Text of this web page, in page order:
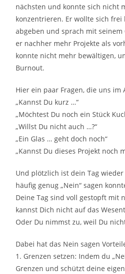
nächsten und konnte sich nicht
konzentrieren. Er wollte sich frei
abgeben und sprach mit
er nachher mehr Projekte als
konnte nicht mehr bewältigen,
Burnout.
Hier ein paar Fragen, die uns im
„Kannst Du kurz …“
„Möchtest Du noch ein Stück
„Willst Du nicht auch …?“
„Ein Glas … geht doch noch“
„Kannst Du dieses Projekt noch
Und plötzlich ist dein Tag
häufig genug „Nein“ sagen
Deine Tag sind voll gestopft mit
kannst Dich nicht auf das
Oder Du nimmst zu, weil Du
Dabei hat das Nein sagen
1. Grenzen setzen: Indem du
Grenzen und schützt deine